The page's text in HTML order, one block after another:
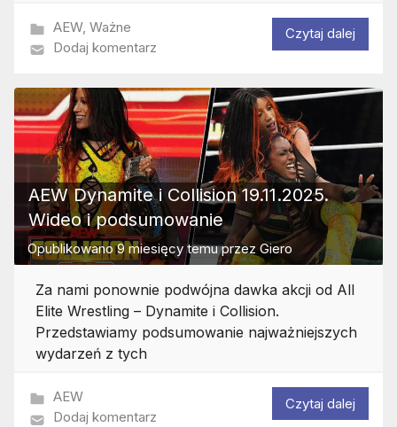
AEW, Ważne
Dodaj komentarz
Czytaj dalej
AEW Dynamite i Collision 19.11.2025.
Wideo i podsumowanie
Opublikowano9 miesięcy temuprzezGiero
Za nami ponownie podwójna dawka akcji od All
Elite Wrestling – Dynamite i Collision.
Przedstawiamy podsumowanie najważniejszych
wydarzeń z tych
AEW
Dodaj komentarz
Czytaj dalej